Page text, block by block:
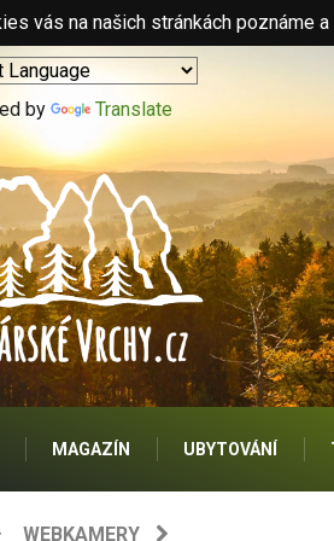
vás na našich stránkách poznáme
by Translate
MAGAZÍN UBYTOVÁNÍ
WEBKAMERY